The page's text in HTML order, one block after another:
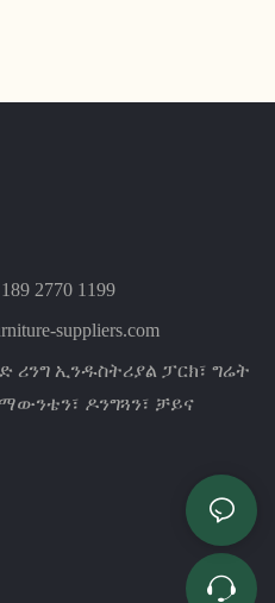
2770 1199
suppliers.com
ሪንግ ኢንዱስትሪያል ፓርክ፣ ግሬት
ዶንግጓን፣ ቻይና